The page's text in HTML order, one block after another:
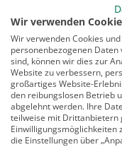
BDP-
Service
Newsletter
Mediadaten
Infocenter
Veranstaltungen
Nachrichten
Abo kündigen
Wir verwenden
Wir verwenden Cookies
personenbezogenen
sind, können wir dies zur
Website zu verbessern,
großartiges Website-
den reibungslosen Betrieb
abgelehnt werden. Ihre
teilweise mit Drittanbietern
Einwilligungsmöglichkeiten
die Einstellungen über